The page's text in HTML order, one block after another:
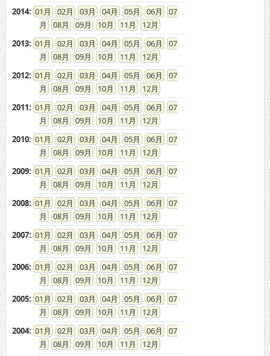
2014: 01 02 03 04 05 06
07
08
09 10 11
12
2013: 01 02 03 04 05 06
07
08
09 10 11
12
2012: 01 02 03 04 05 06
07
08
09 10 11
12
2011: 01 02 03 04 05 06
07
08
09 10 11
12
2010: 01 02 03 04 05 06
07
08
09 10 11
12
2009: 01 02 03 04 05 06
07
08
09 10 11
12
2008: 01 02 03 04 05 06
07
08
09 10 11
12
2007: 01 02 03 04 05 06
07
08
09 10 11
12
2006: 01 02 03 04 05 06
07
08
09 10 11
12
2005: 01 02 03 04 05 06
07
08
09 10 11
12
2004: 01 02 03 04 05 06
07
08
09 10 11
12